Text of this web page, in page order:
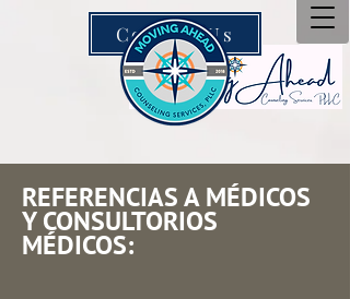
Contact Us
REFERENCIAS A MÉDICOS
Y CONSULTORIOS
MÉDICOS: